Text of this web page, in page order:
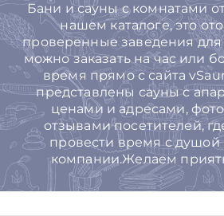
Бани и сауны с комнатами
нашем каталоге, это
проверенные заведения для
можно заказать на час или
время прямо с сайта
представлены сауны с
ценами и адресами,
отзывами посетителей,
провести время с
компании.Желаем